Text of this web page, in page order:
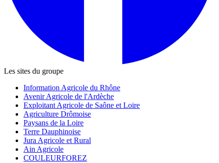
Les sites du groupe
Information Agricole du Rhône
Avenir Agricole de l'Ardèche
Exploitant Agricole de Saône et Loire
Agriculture Drômoise
Paysans de la Loire
Terre Dauphinoise
Jura Agricole et Rural
Ain Agricole
COULEURFOREZ